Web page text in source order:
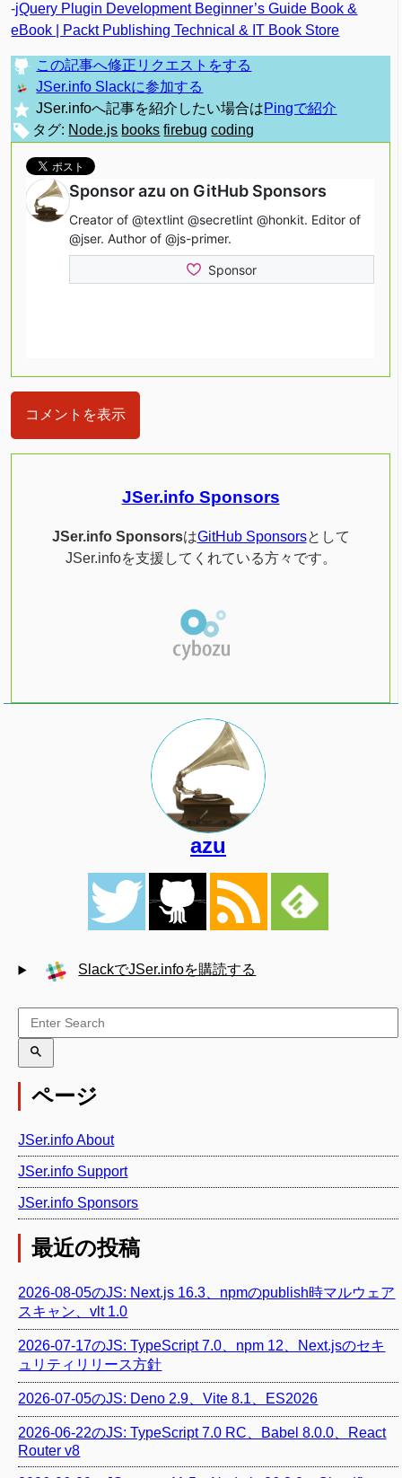
-jQuery Plugin Development Beginner’s Guide Book &
eBook | Packt Publishing Technical & IT Book Store
この記事へ修正リクエストをする
JSer.info Slackに参加する
JSer.infoへ記事を紹介したい場合はPingで紹介
タグ: Node.js books firebug coding
コメントを表示
JSer.info Sponsors
JSer.info SponsorsはGitHub Sponsorsとして
JSer.infoを支援してくれている方々です。
azu
SlackでJSer.infoを購読する
ページ
JSer.info About
JSer.info Support
JSer.info Sponsors
最近の投稿
2026-08-05のJS: Next.js 16.3、npmのpublish時マルウェア
スキャン、vlt 1.0
2026-07-17のJS: TypeScript 7.0、npm 12、Next.jsのセキ
ュリティリリース方針
2026-07-05のJS: Deno 2.9、Vite 8.1、ES2026
2026-06-22のJS: TypeScript 7.0 RC、Babel 8.0.0、React
Router v8